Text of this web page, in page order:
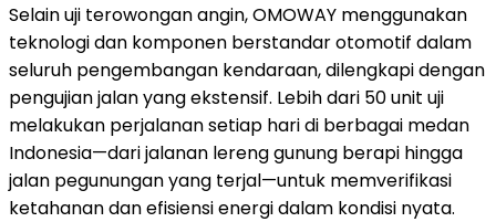
Selain uji terowongan angin, OMOWAY menggunakan
teknologi dan komponen berstandar otomotif dalam
seluruh pengembangan kendaraan, dilengkapi dengan
pengujian jalan yang ekstensif. Lebih dari 50 unit uji
melakukan perjalanan setiap hari di berbagai medan
Indonesia—dari jalanan lereng gunung berapi hingga
jalan pegunungan yang terjal—untuk memverifikasi
ketahanan dan efisiensi energi dalam kondisi nyata.